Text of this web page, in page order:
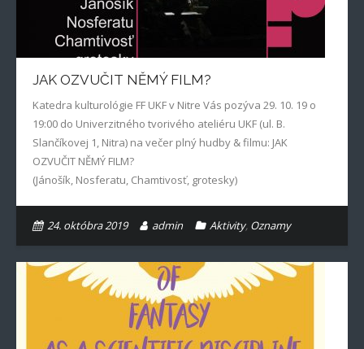
JAK OZVUČIT NĚMÝ FILM?
Katedra kulturológie FF UKF v Nitre Vás pozýva 29. 10. 19 o
19:00 do Univerzitného tvorivého ateliéru UKF (ul. B.
Slančíkovej 1, Nitra) na večer plný hudby & filmu: JAK
OZVUČIT NĚMÝ FILM?
(Jánošík, Nosferatu, Chamtivosť, grotesky)
24. októbra 2019 admin Aktivity, Oznamy